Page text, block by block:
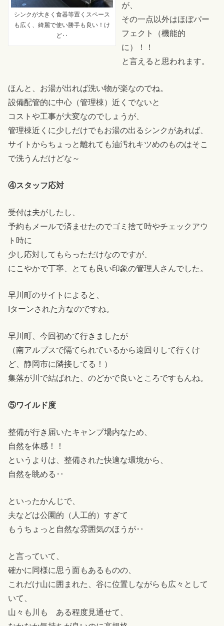
シンクが大きく食器等置くスペース
も広く、綺麗で使い勝手も良い！け
ど‥
が、
その一点以外はほぼパー
フェクト（機能的
に）！！
と言えると思われます。
ほんと、お湯が出れば洗い物が楽なのでね。
設備配管的に中心（管理棟）近くでないと
コストや工事が大変なのでしょうが、
管理棟近くに少しだけでもお湯の出るシンクがあれば、
サイトからちょっと離れても油汚れキツめのものはそこ
で洗うんだけどな～
④スタッフ応対
受付は夫がしたし、
予約もメールで済ませたのでゴミ捨て時やチェックアウ
ト時に
少し応対してもらっただけなのですが、
にこやかで丁寧、とても良い印象の管理人さんでした。
早川町のサイトによると、
Iターンされた方なのですね。
早川町、今回初めて行きましたが
（南アルプスで隔てられているから遠回りして行くけ
ど、静岡市に隣接してる！）
集落が川で結ばれた、のどかで良いところですもんね。
⑤ワイルド度
整備が行き届いたキャンプ場内なため、
自然を体感！！
というよりは、整備された快適な環境から、
自然を眺める‥
といったかんじで、
夫などは公園的（人工的）すぎて
もうちょっと自然な雰囲気のほうが‥
と言っていて、
確かに同様に思う面もあるものの、
これだけ山に囲まれた、谷に位置しながらも広々として
いて、
山々も川も ある程度見通せて、